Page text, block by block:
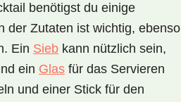
benötigst du einige
der Zutaten ist wichtig, ebenso
Ein Sieb kann nützlich sein,
ein Glas für das Servieren
und einer Stick für den